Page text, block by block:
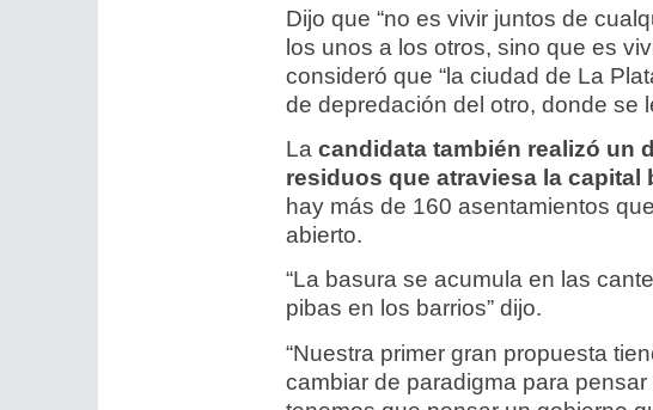
Dijo que “no es vivir juntos de
los unos a los otros, sino que es
consideró que “la ciudad de La
de depredación del otro, donde se
Lacandidata también realizó un
residuos que atraviesa la capital
hay más de 160 asentamientos
abierto.
“La basura se acumula en las
pibas en los barrios” dijo.
“Nuestra primer gran propuesta
cambiar de paradigma para